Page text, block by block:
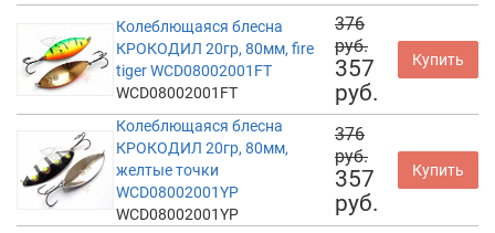
Колеблющаяся блесна
КРОКОДИЛ 20гр, 80мм, fire
tiger WCD08002001FT
WCD08002001FT
376
руб.
357
руб.
Купить
Колеблющаяся блесна
КРОКОДИЛ 20гр, 80мм,
желтые точки
WCD08002001YP
WCD08002001YP
376
руб.
357
руб.
Купить